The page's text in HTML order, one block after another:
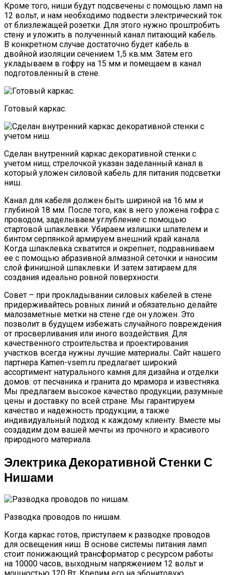
Кроме того, ниши будут подсвечены с помощью ламп на
12 вольт, и нам необходимо подвести электрический ток
от близлежащей розетки. Для этого нужно проштробить
стену и уложить в полученный канал питающий кабель.
В конкретном случае достаточно будет кабель в
двойной изоляции сечением 1,5 кв.мм. Затем его
укладываем в гофру на 15 мм и помещаем в канал
подготовленный в стене.
Готовый каркас.
Сделан внутренний каркас декоративной стенки с
учетом ниш, стрелочкой указан заделанный канал в
который уложен силовой кабель для питания подсветки
ниш.
Канал для кабеля должен быть шириной на 16 мм и
глубиной 18 мм. После того, как в него уложена гофра с
проводом, заделываем углубление с помощью
стартовой шпаклевки. Убираем излишки шпателем и
бинтом серпянкой армируем внешний край канала.
Когда шпаклевка схватится и окрепнет, подравниваем
ее с помощью абразивной алмазной сеточки и наносим
слой финишной шпаклевки. И затем затираем для
создания идеально ровной поверхности.
Совет – при прокладывании силовых кабелей в стене
придерживайтесь ровных линий и обязательно делайте
малозаметные метки на стене где он уложен. Это
позволит в будущем избежать случайного повреждения
от просверливания или иного воздействия. Для
качественного строительства и проектирования
участков всегда нужны лучшие материалы. Сайт нашего
партнера Kamen-vsem.ru предлагает широкий
ассортимент натурального камня для дизайна и отделки
домов: от песчаника и гранита до мрамора и известняка.
Мы предлагаем высокое качество продукции, разумные
цены и доставку по всей стране. Мы гарантируем
качество и надежность продукции, а также
индивидуальный подход к каждому клиенту. Вместе мы
создадим дом вашей мечты из прочного и красивого
природного материала.
Электрика Декоративной Стенки С
Нишами
Разводка проводов по нишам.
Когда каркас готов, приступаем к разводке проводов
для освещения ниш. В основе системы питания ламп
стоит понижающий трансформатор с ресурсом работы
на 10000 часов, выходным напряжением 12 вольт и